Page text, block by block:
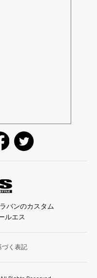
バンのカスタム
ルエス
づく表記